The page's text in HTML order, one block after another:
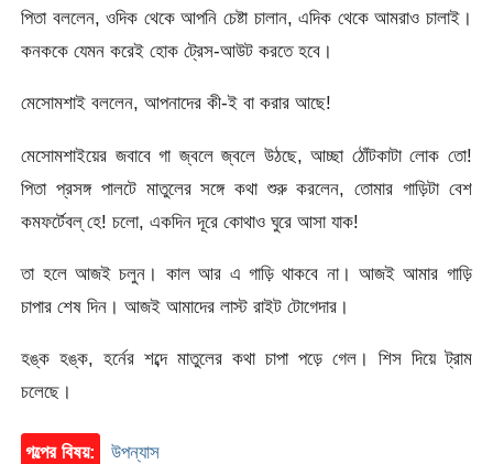
পিতা বললেন, ওদিক থেকে আপনি চেষ্টা চালান, এদিক থেকে আমরাও চালাই।
কনককে যেমন করেই হোক ট্রেস-আউট করতে হবে।
মেসোমশাই বললেন, আপনাদের কী-ই বা করার আছে!
মেসোমশাইয়ের জবাবে গা জ্বলে জ্বলে উঠছে, আচ্ছা ঠোঁটকাটা লোক তো!
পিতা প্রসঙ্গ পালটে মাতুলের সঙ্গে কথা শুরু করলেন, তোমার গাড়িটা বেশ
কমফর্টেবল্ হে! চলো, একদিন দূরে কোথাও ঘুরে আসা যাক!
তা হলে আজই চলুন। কাল আর এ গাড়ি থাকবে না। আজই আমার গাড়ি
চাপার শেষ দিন। আজই আমাদের লাস্ট রাইট টোগেদার।
হঙ্ক হঙ্ক, হর্নের শব্দে মাতুলের কথা চাপা পড়ে গেল। শিস দিয়ে ট্রাম
চলেছে।
গল্পের বিষয়: উপন্যাস